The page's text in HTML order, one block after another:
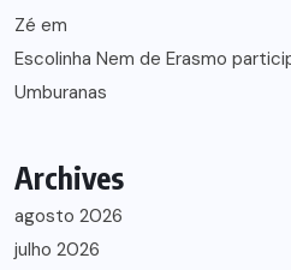
Zé em
Escolinha Nem de Erasmo
Umburanas
Archives
agosto 2026
julho 2026